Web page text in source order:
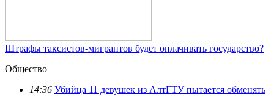
Штрафы таксистов-мигрантов будет оплачивать государство?
Общество
14:36 Убийца 11 девушек из АлтГТУ пытается обменять